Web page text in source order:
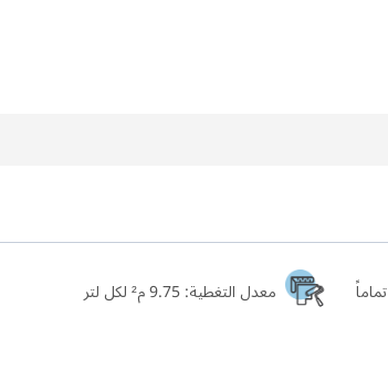
معدل التغطية: